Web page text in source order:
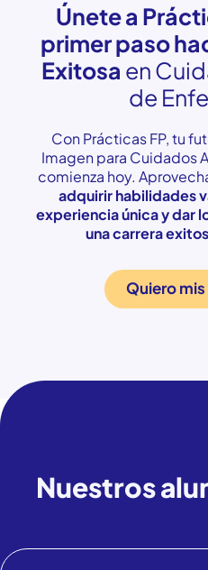
Únete a
primer paso
Exitosa en
de
Con Prácticas FP, tu
Imagen para Cuidados
comienza hoy.
adquirir habilidades
experiencia única y dar
una carrera
Quiero
Nuestros